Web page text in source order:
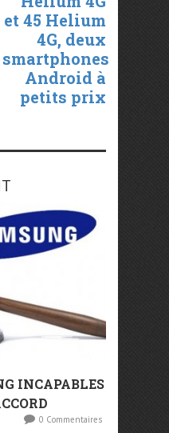
et 45 Helium
4G, deux
smartphones
Android à
petits prix
INCAPABLES
0 Commentaires